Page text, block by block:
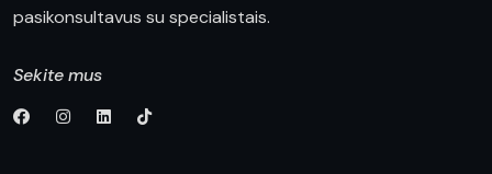
pasikonsultavus su specialistais.
Sekite mus